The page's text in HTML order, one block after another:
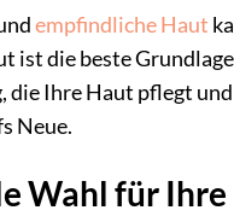
empfindliche Haut
ist die beste
Ihre Haut pflegt
Neue.
Wahl für